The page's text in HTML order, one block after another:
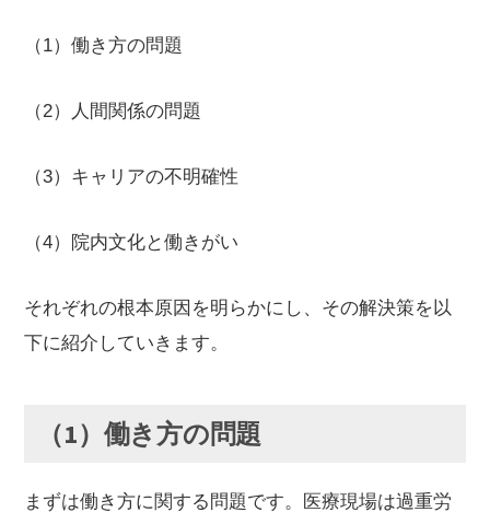
（1）働き方の問題
（2）人間関係の問題
（3）キャリアの不明確性
（4）院内文化と働きがい
それぞれの根本原因を明らかにし、その解決策を以
下に紹介していきます。
（1）働き方の問題
まずは働き方に関する問題です。医療現場は過重労